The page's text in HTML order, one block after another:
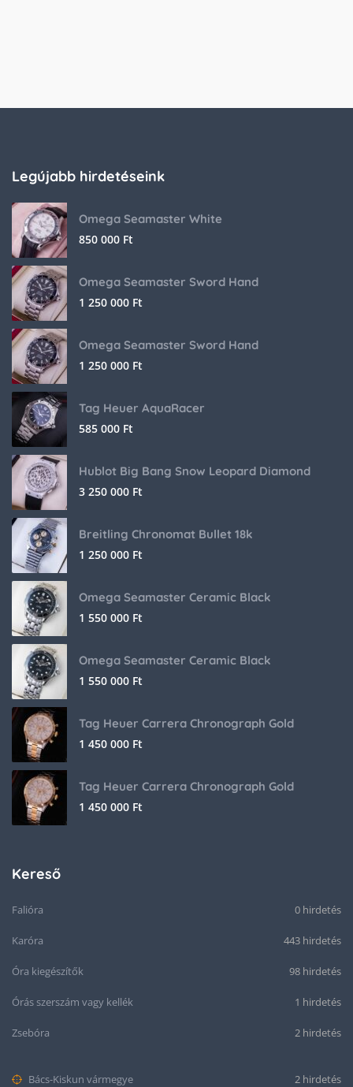
Legújabb hirdetéseink
Omega Seamaster White
850 000 Ft
Omega Seamaster Sword Hand
1 250 000 Ft
Omega Seamaster Sword Hand
1 250 000 Ft
Tag Heuer AquaRacer
585 000 Ft
Hublot Big Bang Snow Leopard Diamond
3 250 000 Ft
Breitling Chronomat Bullet 18k
1 250 000 Ft
Omega Seamaster Ceramic Black
1 550 000 Ft
Omega Seamaster Ceramic Black
1 550 000 Ft
Tag Heuer Carrera Chronograph Gold
1 450 000 Ft
Tag Heuer Carrera Chronograph Gold
1 450 000 Ft
Kereső
Falióra 0 hirdetés
Karóra 443 hirdetés
Óra kiegészítők 98 hirdetés
Órás szerszám vagy kellék 1 hirdetés
Zsebóra 2 hirdetés
Bács-Kiskun vármegye 2 hirdetés